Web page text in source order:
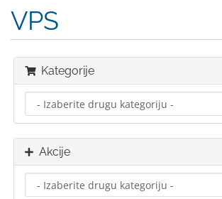
VPS
Kategorije
Akcije